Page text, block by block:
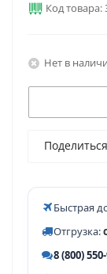
Код товара:
Нет в
Поделиться
Быстрая
Отгрузка:
8 (800)